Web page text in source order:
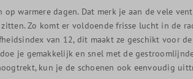
warmere dagen. Dat merk je aan de vele
Zo komt er voldoende frisse lucht in de
van 12, dit maakt ze geschikt voor
je gemakkelijk en snel met de
kun je de schoenen ook eenvoudig